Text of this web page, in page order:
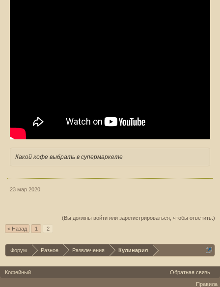
Какой кофе выбрать в супермаркете
23 мар 2020
(Вы должны войти или зарегистрироваться, чтобы ответить.)
< Назад
1 2
Форум Разное Развлечения Кулинария
Кофейный
Обратная связь
Правила